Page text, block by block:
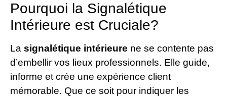
Pourquoi la Signalétique
Intérieure est Cruciale?
La signalétique intérieure ne se contente pas
d’embellir vos lieux professionnels. Elle guide,
informe et crée une expérience client
mémorable. Que ce soit pour indiquer les